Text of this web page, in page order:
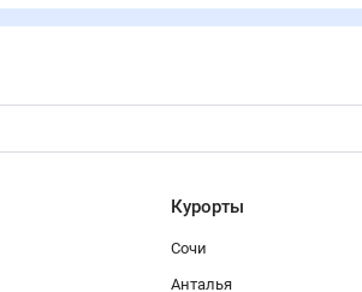
Курорты
Сочи
Анталья